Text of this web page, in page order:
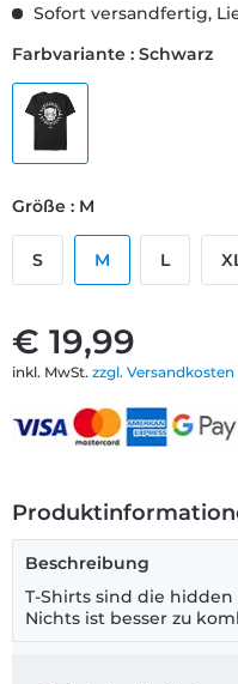
€ 19,99
inkl. MwSt. zzgl. Versandkosten
Sofort versandfertig,
Farbvariante : Schwarz
Größe : M
S M L
Beschreibung
T-Shirts sind die
Nichts ist besser zu